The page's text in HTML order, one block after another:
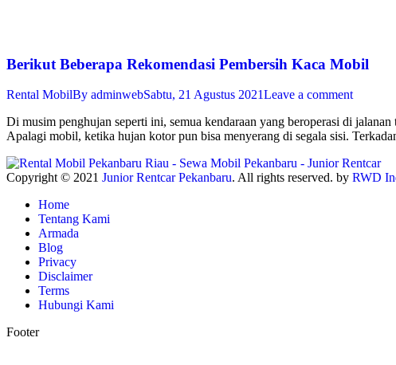
Berikut Beberapa Rekomendasi Pembersih Kaca Mobil
Rental MobilBy adminwebSabtu, 21 Agustus 2021Leave a comment
Di musim penghujan seperti ini, semua kendaraan yang beroperasi di
Apalagi mobil, ketika hujan kotor pun bisa menyerang di segala sisi.
Copyright © 2021 Junior Rentcar Pekanbaru. All rights reserved. by RWD
Home
Tentang Kami
Armada
Blog
Privacy
Disclaimer
Terms
Hubungi Kami
Footer